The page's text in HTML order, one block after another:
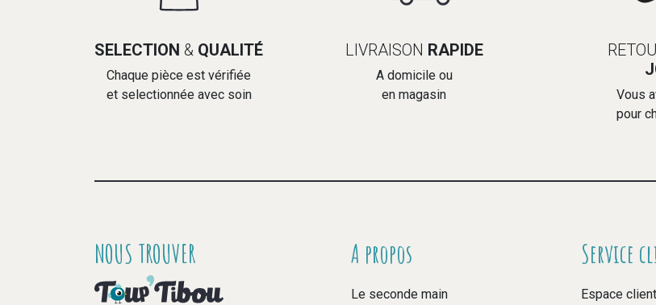
SELECTION & QUALITÉ
Chaque pièce est vérifiée
et selectionnée avec soin
LIVRAISON RAPIDE
A domicile ou
en magasin
Vous
pour
NOUS TROUVER A propos
Le seconde main
Service
Espace client